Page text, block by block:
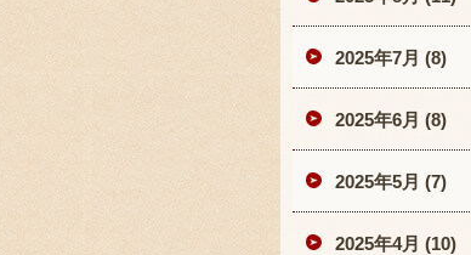
2025年7月 (8)
2025年6月 (8)
2025年5月 (7)
2025年4月 (10)